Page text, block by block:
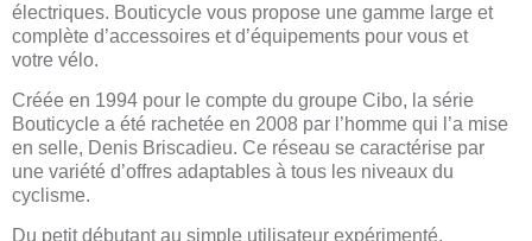
électriques. Bouticycle vous propose une gamme large et
complète d’accessoires et d’équipements pour vous et
votre vélo.
Créée en 1994 pour le compte du groupe Cibo, la série
Bouticycle a été rachetée en 2008 par l’homme qui l’a mise
en selle, Denis Briscadieu. Ce réseau se caractérise par
une variété d’offres adaptables à tous les niveaux du
cyclisme.
Du petit débutant au simple utilisateur expérimenté,